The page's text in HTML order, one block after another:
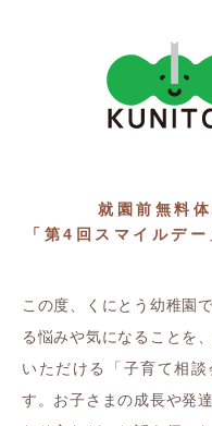
就園前無料
「第4回スマイルデ
この度、くにとう幼稚園
る悩みや気になることを
いただける「子育て相談
す。お子さまの成長や発